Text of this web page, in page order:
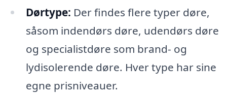
Dørtype: Der findes flere typer døre,
såsom indendørs døre, udendørs døre
og specialistdøre som brand- og
lydisolerende døre. Hver type har sine
egne prisniveauer.